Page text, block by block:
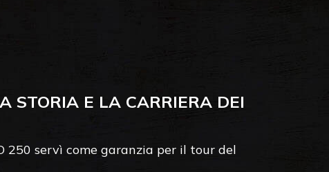
STORIA E LA CARRIERA DEI
250 servì come garanzia per il tour del